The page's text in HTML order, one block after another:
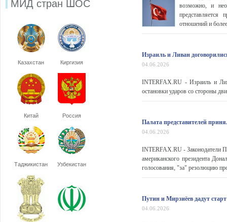
МИД стран ШОС
Казахстан Киргизия
Китай Россия
Таджикистан Узбекистан
возможно, и
представляется
отношений и
Израиль и Ливан
04.06.2026
INTERFAX.RU - Израиль и
остановки ударов со стороны
Палата представителей
04.06.2026
INTERFAX.RU - Законодатели
американского президента
голосования, "за" резолюцию
Путин и Мирзиёев дадут
04.06.2026